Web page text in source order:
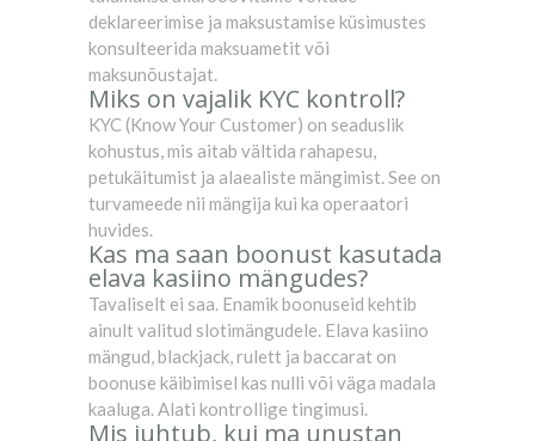
deklareerimise ja maksustamise küsimustes
konsulteerida maksuametit või
maksunõustajat.
Miks on vajalik KYC kontroll?
KYC (Know Your Customer) on seaduslik
kohustus, mis aitab vältida rahapesu,
petukäitumist ja alaealiste mängimist. See on
turvameede nii mängija kui ka operaatori
huvides.
Kas ma saan boonust kasutada
elava kasiino mängudes?
Tavaliselt ei saa. Enamik boonuseid kehtib
ainult valitud slotimängudele. Elava kasiino
mängud, blackjack, rulett ja baccarat on
boonuse käibimisel kas nulli või väga madala
kaaluga. Alati kontrollige tingimusi.
Mis juhtub, kui ma unustan